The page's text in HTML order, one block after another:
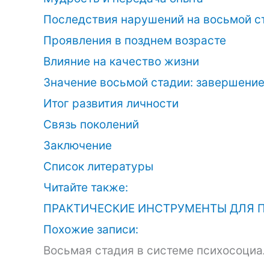
Последствия нарушений на восьмой
Проявления в позднем возрасте
Влияние на качество жизни
Значение восьмой стадии:
Итог развития личности
Связь поколений
Заключение
Список литературы
Читайте также:
ПРАКТИЧЕСКИЕ ИНСТРУМЕНТЫ ДЛЯ
Похожие записи:
Восьмая стадия в системе